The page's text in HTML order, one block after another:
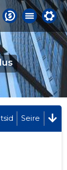
Seire